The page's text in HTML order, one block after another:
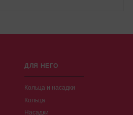
ДЛЯ НЕГО
Кольца и насадки
Кольца
Насадки